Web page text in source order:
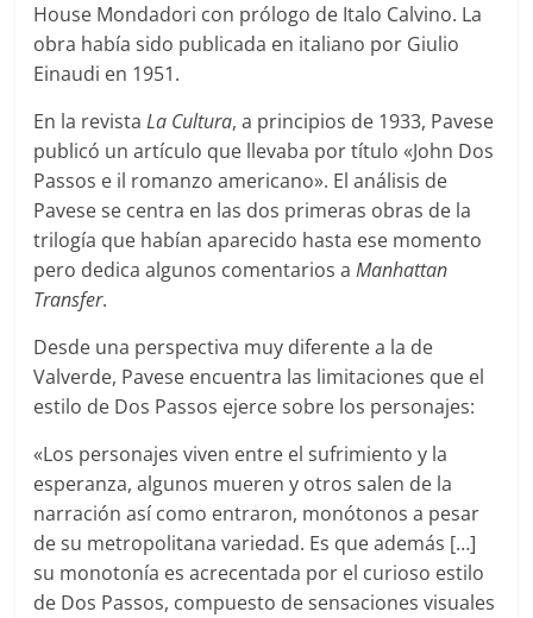
House Mondadori con prólogo de Italo Calvino. La
obra había sido publicada en italiano por Giulio
Einaudi en 1951.
En la revistaLa Cultura, a principios de 1933, Pavese
publicó un artículo que llevaba por título «John Dos
Passos e il romanzo americano». El análisis de
Pavese se centra en las dos primeras obras de la
trilogía que habían aparecido hasta ese momento
pero dedica algunos comentarios aManhattan
Transfer.
Desde una perspectiva muy diferente a la de
Valverde, Pavese encuentra las limitaciones que el
estilo de Dos Passos ejerce sobre los personajes:
«Los personajes viven entre el sufrimiento y la
esperanza, algunos mueren y otros salen de la
narración así como entraron, monótonos a pesar
de su metropolitana variedad. Es que además […]
su monotonía es acrecentada por el curioso estilo
de Dos Passos, compuesto de sensaciones visuales